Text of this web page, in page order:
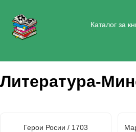
Каталог за
Литература-
Герои Росии / 1703